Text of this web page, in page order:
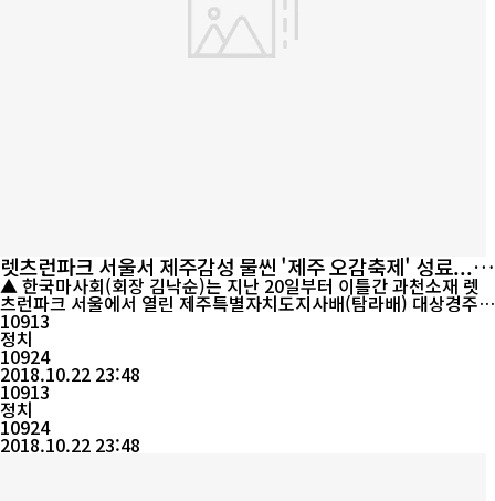
렛츠런파크 서울서 제주감성 물씬 '제주 오감축제' 성료...
이틀간 7만여명 참가
▲ 한국마사회(회장 김낙순)는 지난 20일부터 이틀간 과천소재 렛
츠런파크 서울에서 열린 제주특별자치도지사배(탐라배) 대상경주
기념축제 '제주애(愛)잇다'에 관람객과 경마고객 등 약 7만명이 몰
려 성황을 이뤘다고 밝혔다. [동포투데이] 렛츠런파크 서울에서 펼
쳐진 경마축제 '제주애(愛)잇다'가 지난 21일 성황리에 막을 내렸
다. 한국마사회(회장 김낙순)는 지난 20일부터 이틀간 과천소재 렛
츠런파크 서울에서 열...
10913
정치
10924
2018.10.22 23:48
10913
정치
10924
2018.10.22 23:48